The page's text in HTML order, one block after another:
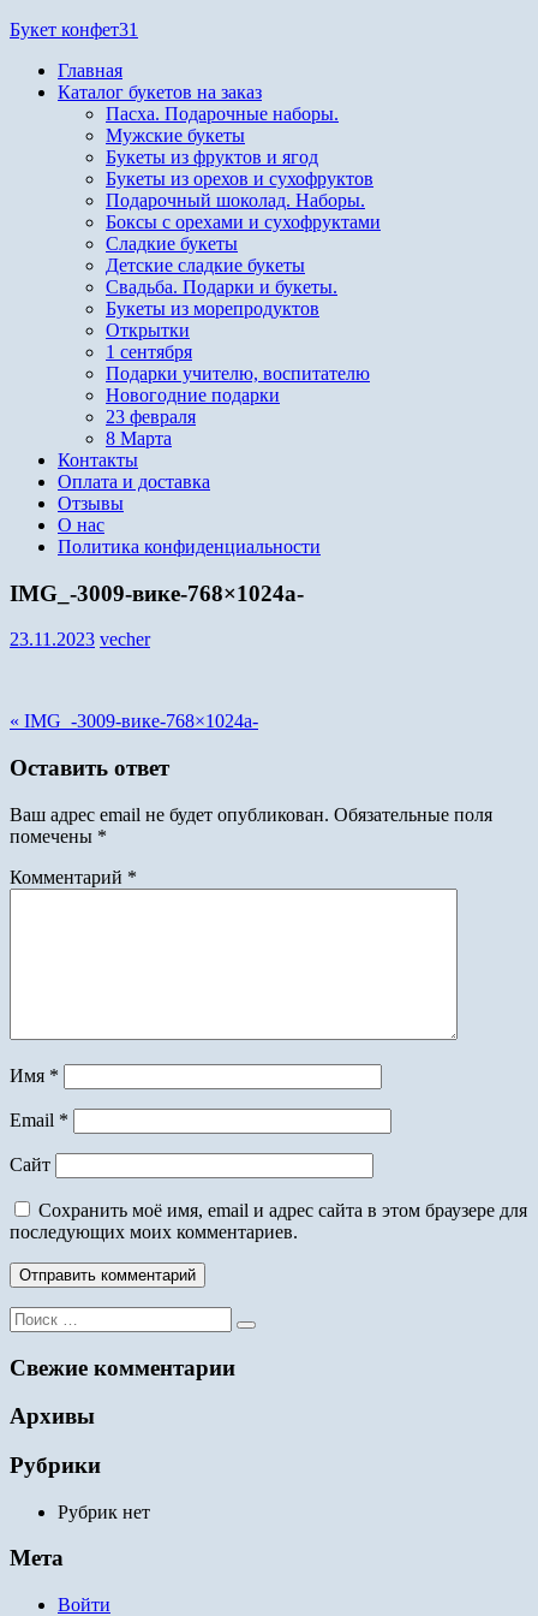
Перейти
содержимому
Букет конфет31
Главная
Каталог букетов на заказ
Пасха. Подарочные наборы.
Мужские букеты
Букеты из фруктов и ягод
Букеты из орехов и сухофруктов
Подарочный шоколад. Наборы.
Боксы с орехами и сухофруктами
Сладкие букеты
Детские сладкие букеты
Свадьба. Подарки и букеты.
Букеты из морепродуктов
Открытки
1 сентября
Подарки учителю, воспитателю
Новогодние подарки
23 февраля
8 Марта
Контакты
Оплата и доставка
Отзывы
О нас
Политика конфиденциальности
IMG_-3009-вике-768×1024а-
23.11.2023 vecher
Навигация
по
« IMG_-3009-вике-768×1024а-
Оставить ответ
Ваш адрес email не будет опубликован. Обязательные поля
помечены *
Комментарий *
Имя *
Email *
Сайт
Сохранить моё имя, email и адрес сайта в этом браузере для
последующих моих комментариев.
Поиск
для:
Свежие комментарии
Архивы
Рубрики
Рубрик нет
Мета
Войти